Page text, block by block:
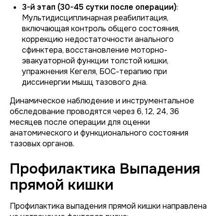
3-й этап (30-45 сутки после операции):
Мультидисциплинарная реабилитация,
включающая контроль общего состояния,
коррекцию недостаточности анального
сфинктера, восстановление моторно-
эвакуаторной функции толстой кишки,
упражнения Кегеля, БОС-терапию при
диссинергии мышц тазового дна.
Динамическое наблюдение и инструментальное
обследование проводятся через 6, 12, 24, 36
месяцев после операции для оценки
анатомического и функционального состояния
тазовых органов.
Профилактика Выпадения
прямой кишки
Профилактика выпадения прямой кишки направлена